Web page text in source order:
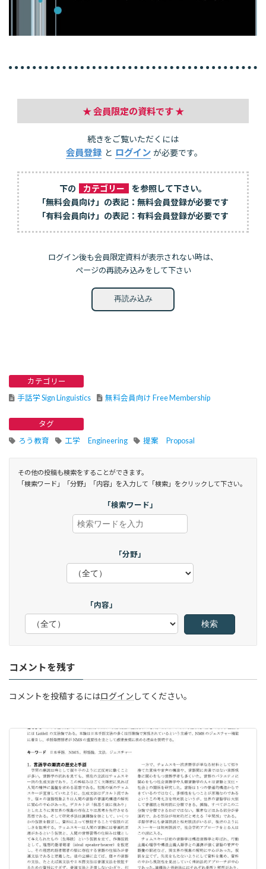
★ 会員限定の資料です ★
続きをご覧いただくには
会員登録 と ログイン が必要です。
下の カテゴリー
を参照して下さい。
「無料会員向け」の表記：無料会員登録が必要です
「有料会員向け」の表記：有料会員登録が必要です
ログイン後も会員限定資料が表示されない時は、
ページの再読み込みをして下さい
再読み込み
カテゴリー
手話学 Sign Linguistics
無料会員向け Free Membership
タグ
ろう教育
工学 Engineering 提案 Proposal
その他の投稿も検索をすることができます。
「検索ワード」「分野」「内容」を入力して「検索」をクリックして下さい。
「検索ワード」
「分野」
「内容」
コメントを残す
コメントを投稿するにはログイン してください。